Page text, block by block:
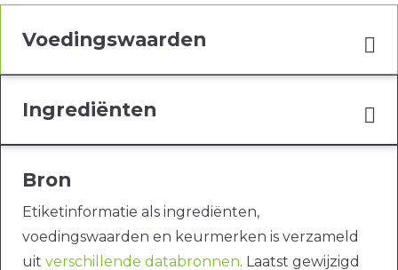
Voedingswaarden
Ingrediënten
Bron
Etiketinformatie als ingrediënten,
voedingswaarden en keurmerken is verzameld
uit verschillende databronnen. Laatst gewijzigd